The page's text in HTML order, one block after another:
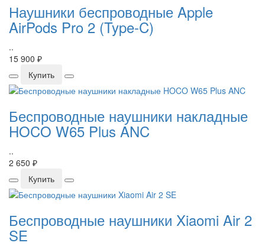
Наушники беспроводные Apple
AirPods Pro 2 (Type-C)
..
15 900 ₽
Купить
Беспроводные наушники накладные
HOCO W65 Plus ANC
..
2 650 ₽
Купить
Беспроводные наушники Xiaomi Air 2
SE